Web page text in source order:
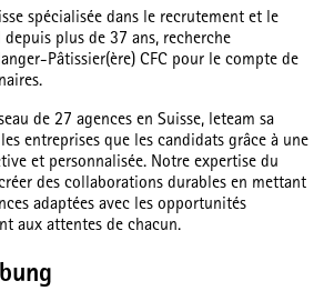
spécialisée dans le recrutement et le
plus de 37 ans, recherche
Pâtissier(ère) CFC pour le compte de
de 27 agences en Suisse, leteam sa
entreprises que les candidats grâce à une
et personnalisée. Notre expertise du
des collaborations durables en mettant
adaptées avec les opportunités
aux attentes de chacun.